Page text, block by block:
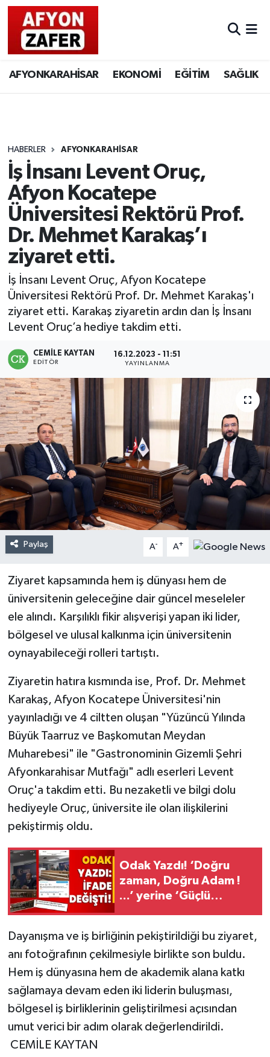
AFYONKARAHİSAR EKONOMİ EĞİTİM SAĞLIK
HABERLER AFYONKARAHİSAR
İş İnsanı Levent Oruç,
Afyon Kocatepe
Üniversitesi Rektörü Prof.
Dr. Mehmet Karakaş’ı
ziyaret etti.
İş İnsanı Levent Oruç, Afyon Kocatepe
Üniversitesi Rektörü Prof. Dr. Mehmet Karakaş'ı
ziyaret etti. Karakaş ziyaretin ardın dan İş İnsanı
Levent Oruç’a hediye takdim etti.
CEMILE KAYTAN
EDITÖR
16.12.2023 - 11:51
YAYINLANMA
Paylaş A- A+
Ziyaret kapsamında hem iş dünyası hem de
üniversitenin geleceğine dair güncel meseleler
ele alındı. Karşılıklı fikir alışverişi yapan iki lider,
bölgesel ve ulusal kalkınma için üniversitenin
oynayabileceği rolleri tartıştı.
Ziyaretin hatıra kısmında ise, Prof. Dr. Mehmet
Karakaş, Afyon Kocatepe Üniversitesi'nin
yayınladığı ve 4 ciltten oluşan "Yüzüncü Yılında
Büyük Taarruz ve Başkomutan Meydan
Muharebesi" ile "Gastronominin Gizemli Şehri
Afyonkarahisar Mutfağı" adlı eserleri Levent
Oruç'a takdim etti. Bu nezaketli ve bilgi dolu
hediyeyle Oruç, üniversite ile olan ilişkilerini
pekiştirmiş oldu.
Odak Yazdı! ‘Doğru
zaman, Doğru Adam !
...’ yerine ‘Güçlü
Dayanışma ve iş birliğinin pekiştirildiği bu ziyaret,
anı fotoğrafının çekilmesiyle birlikte son buldu.
Hem iş dünyasına hem de akademik alana katkı
sağlamaya devam eden iki liderin buluşması,
bölgesel iş birliklerinin geliştirilmesi açısından
umut verici bir adım olarak değerlendirildi.
CEMİLE KAYTAN